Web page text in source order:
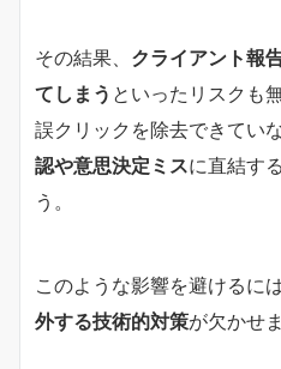
その結果、 クライアント報
てしまう といったリスクも
誤クリックを除去できてい
認や意思決定ミスに直結す
う。
このような影響を避けるには
外する技術的対策が欠かせ